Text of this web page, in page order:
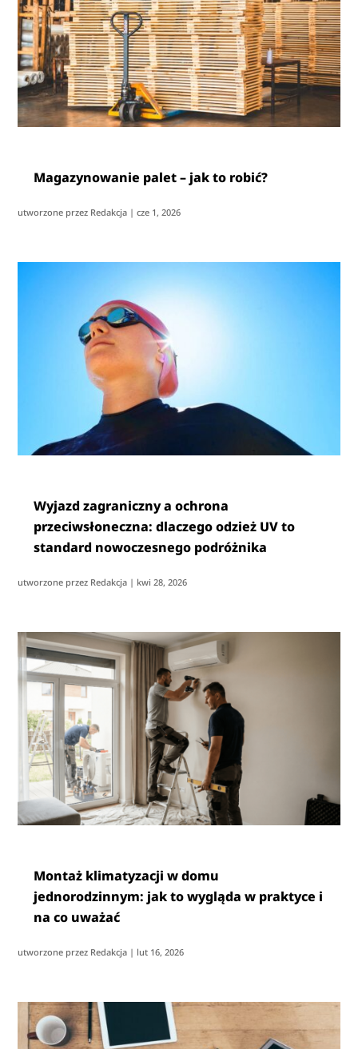
Magazynowanie palet – jak to robić?
utworzone przez Redakcja |cze 1, 2026
Wyjazd zagraniczny a ochrona
przeciwsłoneczna: dlaczego odzież UV to
standard nowoczesnego podróżnika
utworzone przez Redakcja | kwi 28, 2026
Montaż klimatyzacji w domu
jednorodzinnym: jak to wygląda w praktyce i
na co uważać
utworzone przez Redakcja | lut 16, 2026